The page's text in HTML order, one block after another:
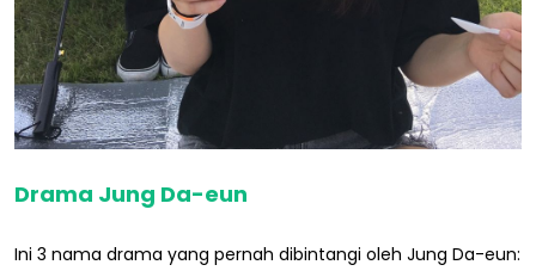
Drama Jung Da-eun
Ini 3 nama drama yang pernah dibintangi oleh Jung Da-eun: